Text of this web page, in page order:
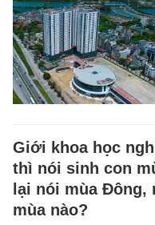
Giới khoa học
thì nói sinh con
lại nói mùa Đông,
mùa nào?